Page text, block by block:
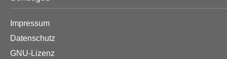
Impressum
Datenschutz
GNU-Lizenz